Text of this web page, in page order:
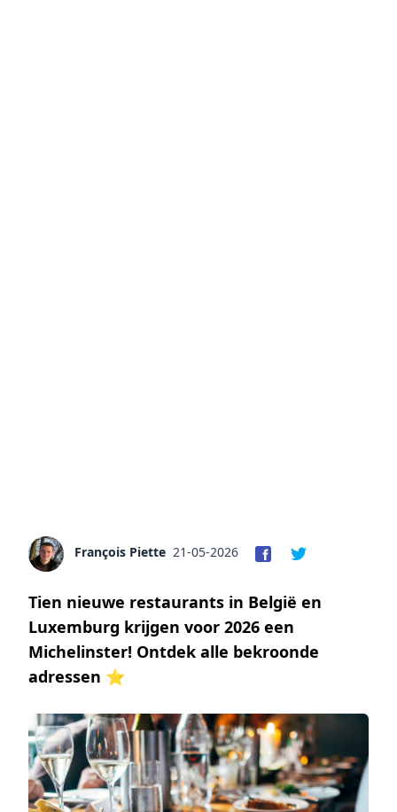
François Piette 21-05-2026
Tien nieuwe restaurants in België en
Luxemburg krijgen voor 2026 een
Michelinster! Ontdek alle bekroonde
adressen ⭐